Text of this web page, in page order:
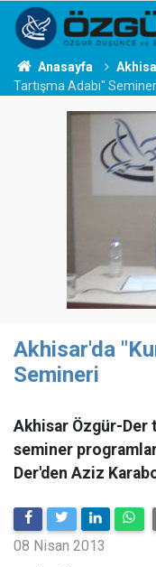
Anasayfa
Tartışma Adabı"
Akhisar'da
Semineri
Akhisar Özgür-
seminer
Der'den Aziz
08 Nisan 2013